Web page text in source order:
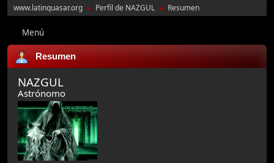
www.latinquasar.org ► Perfil de NAZGUL ► Resumen
Menú
Resumen
NAZGUL
Astrónomo